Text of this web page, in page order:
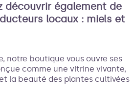
découvrir également de
locaux : miels et
notre boutique vous ouvre ses
comme une vitrine vivante,
la beauté des plantes cultivées